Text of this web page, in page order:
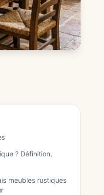
? Définition,
meubles rustiques